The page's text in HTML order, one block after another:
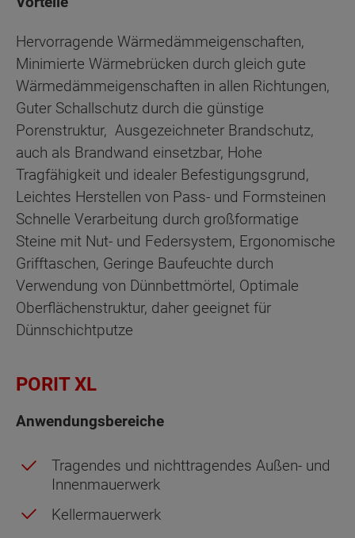
Hervorragende Wärmedämmeigenschaften,
Minimierte Wärmebrücken durch gleich gute
Wärmedämmeigenschaften in allen Richtungen,
Guter Schallschutz durch die günstige
Porenstruktur, Ausgezeichneter Brandschutz,
auch als Brandwand einsetzbar, Hohe
Tragfähigkeit und idealer Befestigungsgrund,
Leichtes Herstellen von Pass- und Formsteinen
Schnelle Verarbeitung durch großformatige
Steine mit Nut- und Federsystem, Ergonomische
Grifftaschen, Geringe Baufeuchte durch
Verwendung von Dünnbettmörtel, Optimale
Oberflächenstruktur, daher geeignet für
Dünnschichtputze
PORIT XL
Anwendungsbereiche
Tragendes und nichttragendes Außen- und
Innenmauerwerk
Kellermauerwerk